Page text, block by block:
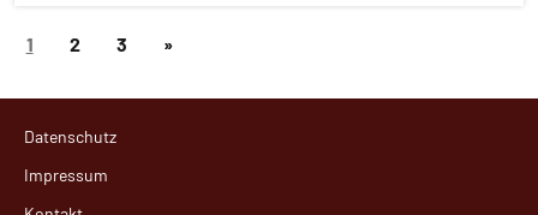
Alle
Themen
Seitennummerierung
1 2 3
Nächste
»
Datenschutz
Impressum